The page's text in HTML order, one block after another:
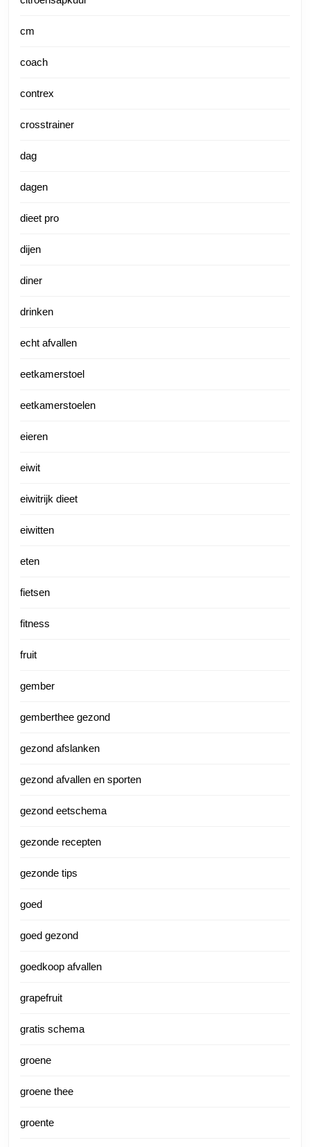
cm
coach
contrex
crosstrainer
dag
dagen
dieet pro
dijen
diner
drinken
echt afvallen
eetkamerstoel
eetkamerstoelen
eieren
eiwit
eiwitrijk dieet
eiwitten
eten
fietsen
fitness
fruit
gember
gemberthee gezond
gezond afslanken
gezond afvallen en sporten
gezond eetschema
gezonde recepten
gezonde tips
goed
goed gezond
goedkoop afvallen
grapefruit
gratis schema
groene
groene thee
groente